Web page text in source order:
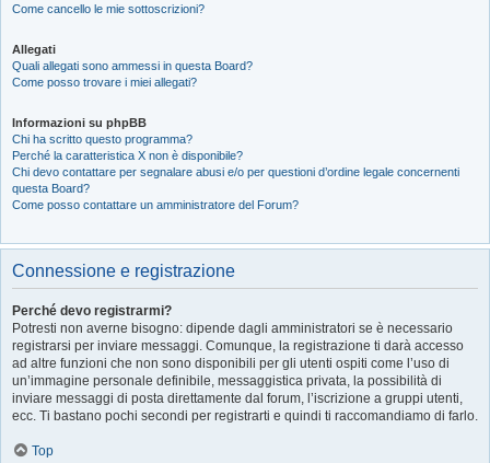
Come cancello le mie sottoscrizioni?
Allegati
Quali allegati sono ammessi in questa Board?
Come posso trovare i miei allegati?
Informazioni su phpBB
Chi ha scritto questo programma?
Perché la caratteristica X non è disponibile?
Chi devo contattare per segnalare abusi e/o per questioni d’ordine legale concernenti
questa Board?
Come posso contattare un amministratore del Forum?
Connessione e registrazione
Perché devo registrarmi?
Potresti non averne bisogno: dipende dagli amministratori se è necessario
registrarsi per inviare messaggi. Comunque, la registrazione ti darà accesso
ad altre funzioni che non sono disponibili per gli utenti ospiti come l’uso di
un’immagine personale definibile, messaggistica privata, la possibilità di
inviare messaggi di posta direttamente dal forum, l’iscrizione a gruppi utenti,
ecc. Ti bastano pochi secondi per registrarti e quindi ti raccomandiamo di farlo.
Top